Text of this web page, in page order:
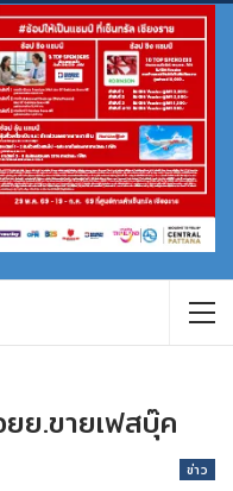
ย.ขายเฟสบุ๊ค
ข่าว